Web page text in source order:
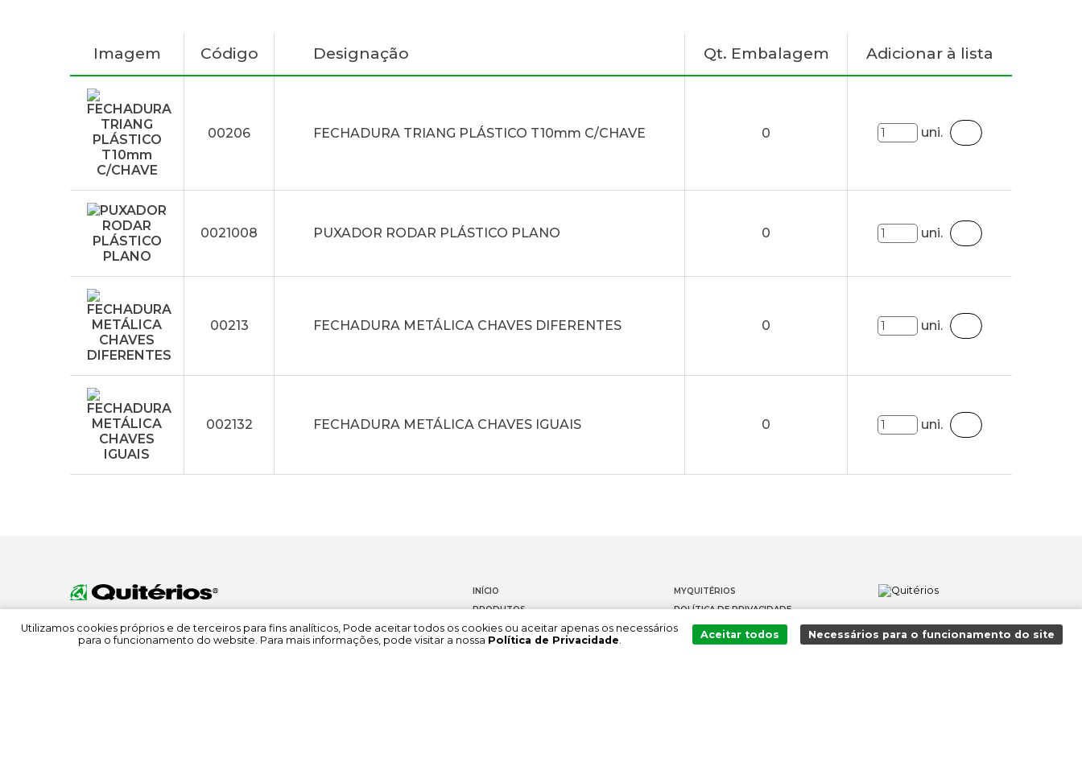
Imagem Código Designação Qt. Embalagem Adicionar à lista
00206 FECHADURA TRIANG PLÁSTICO T10mm C/CHAVE 0 uni.
0021008 PUXADOR RODAR PLÁSTICO PLANO 0 uni.
00213 FECHADURA METÁLICA CHAVES DIFERENTES 0 uni.
002132 FECHADURA METÁLICA CHAVES IGUAIS 0 uni.
INÍCIO
PRODUTOS
DOCUMENTAÇÃO
SOBRE NÓS
MYQUITÉRIOS
POLÍTICA DE PRIVACIDADE
CONTACTOS
CANAL DE DENÚNCIAS
Utilizamos cookies próprios e de terceiros para fins analíticos, Pode aceitar todos os cookies ou aceitar apenas os necessários
para o funcionamento do website. Para mais informações, pode visitar a nossa Política de Privacidade. Aceitar todos Necessários para o funcionamento do site